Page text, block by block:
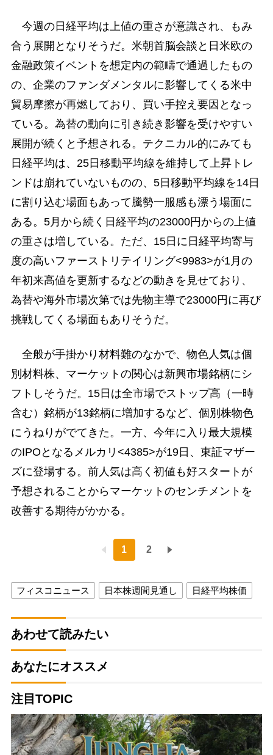
今週の日経平均は上値の重さが意識され、もみ
合う展開となりそうだ。米朝首脳会談と日米欧の
金融政策イベントを想定内の範疇で通過したもの
の、企業のファンダメンタルに影響してくる米中
貿易摩擦が再燃しており、買い手控え要因となっ
ている。為替の動向に引き続き影響を受けやすい
展開が続くと予想される。テクニカル的にみても
日経平均は、25日移動平均線を維持して上昇トレ
ンドは崩れていないものの、5日移動平均線を14日
に割り込む場面もあって騰勢一服感も漂う場面に
ある。5月から続く日経平均の23000円からの上値
の重さは増している。ただ、15日に日経平均寄与
度の高いファーストリテイリング<9983>が1月の
年初来高値を更新するなどの動きを見せており、
為替や海外市場次第では先物主導で23000円に再び
挑戦してくる場面もありそうだ。
全般が手掛かり材料難のなかで、物色人気は個
別材料株、マーケットの関心は新興市場銘柄にシ
フトしそうだ。15日は全市場でストップ高（一時
含む）銘柄が13銘柄に増加するなど、個別株物色
にうねりがでてきた。一方、今年に入り最大規模
のIPOとなるメルカリ<4385>が19日、東証マザー
ズに登場する。前人気は高く初値も好スタートが
予想されることからマーケットのセンチメントを
改善する期待がかかる。
1 2
フィスコニュース 日本株週間見通し 日経平均株価
あわせて読みたい
あなたにオススメ
注目TOPIC